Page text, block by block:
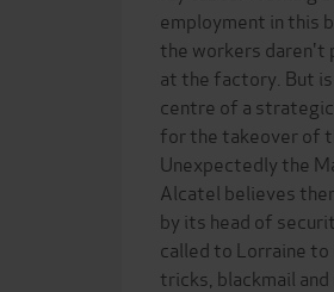
employment in this
the workers daren't
at the factory. But
centre of a
for the takeover of
Unexpectedly the
Alcatel believes
by its head of
called to Lorraine
tricks, blackmail and